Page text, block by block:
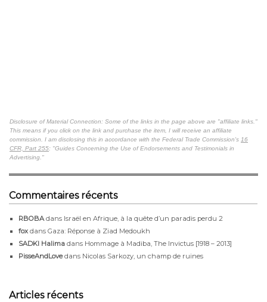
Disclosure of Material Connection: Some of the links in the page above are "affiliate links."
This means if you click on the link and purchase the item, I will receive an affiliate
commission. I am disclosing this in accordance with the Federal Trade Commission's 16
CFR, Part 255: "Guides Concerning the Use of Endorsements and Testimonials in
Advertising."
Commentaires récents
RBOBAdans Israël en Afrique, à la quête d’un paradis perdu 2
fox dans Gaza: Réponse à Ziad Medoukh
SADKI Halima dans Hommage à Madiba, The Invictus [1918 – 2013]
PisseAndLovedans Nicolas Sarkozy, un champ de ruines
Articles récents